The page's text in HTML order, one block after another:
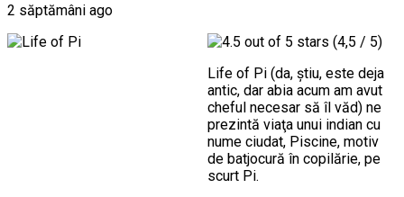
2 săptămâni ago
(4,5 / 5)
Life of Pi (da, ştiu, este deja
antic, dar abia acum am avut
cheful necesar să îl văd) ne
prezintă viaţa unui indian cu
nume ciudat, Piscine, motiv
de batjocură în copilărie, pe
scurt Pi.